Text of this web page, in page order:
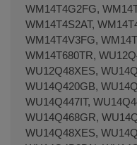
WM14T4G2FG,
WM14T4S2AT,
WM14T4V3FG,
WM14T680TR,
WU12Q48XES,
WU14Q420GB,
WU14Q447IT,
WU14Q468GR,
WU14Q48XES,